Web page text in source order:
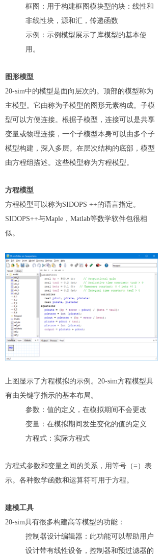
框图：用于构建框图模块型的块：线性和
非线性块，源和汇，传递函数
示例：示例模型展示了库模型的基本使
用。
图形模型
20-sim中的模型是面向层次的。顶部的模型称为
主模型。它由称为子模型的图形元素构成。子模
型可以方便连接。根据子模型，连接可以是共享
变量或物理连接，一个子模型本身可以由多个子
模型构建，深入多层。在层次结构的底部，模型
由方程组描述。这些模型称为方程模型。
方程模型
方程模型可以称为SIDOPS ++的语言指定。
SIDOPS++与Maple，Matlab等数学软件包很相
似。
上图显示了方程模拟的示例。20-sim方程模型具
有由关键字指示的基本布局。
参数：值的定义，在模拟期间不会更改
变量：在模拟期间发生变化的值的定义
方程式：实际方程式
方程式参数和变量之间的关系，用等号（=）表
示。各种数学函数和运算符可用于方程。
建模工具
20-sim具有很多构建高等模型的功能：
控制器设计编辑器：此功能可以帮助用户
设计带有线性设备，控制器和预过滤器的